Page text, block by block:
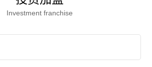
Investment franchise